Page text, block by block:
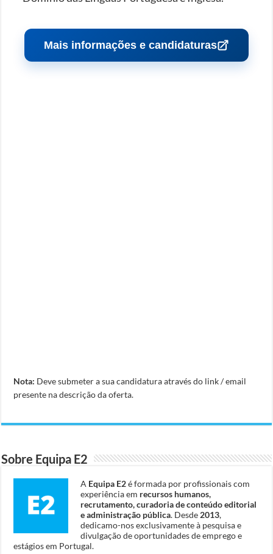
Mais informações e candidaturas
Nota: Deve submeter a sua candidatura através do link / email
presente na descrição da oferta.
Sobre Equipa E2
A Equipa E2é formada por profissionais com
experiência em recursos humanos,
recrutamento, curadoria de conteúdo editorial
e administração pública. Desde 2013,
dedicamo-nos exclusivamente à pesquisa e
divulgação de oportunidades de emprego e
estágios em Portugal.